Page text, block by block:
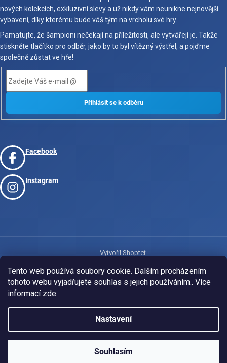
Tento web používá soubory cookie. Dalším procházením
tohoto webu vyjadřujete souhlas s jejich používáním.. Více
informací zde.
Nastavení
Souhlasím
nových kolekcích, exkluzivní slevy a už nikdy vám neunikne nejnovější
vybavení, díky kterému bude váš tým na vrcholu své hry.
Pamatujte, že šampioni nečekají na příležitosti, ale vytvářejí je. Takže
stiskněte tlačítko pro odběr, jako by to byl vítězný výstřel, a pojďme
společně zůstat ve hře!
Facebook
Instagram
Vytvořil Shoptet
Copyright 2026www.josport.cz. Všechna práva vyhrazena.